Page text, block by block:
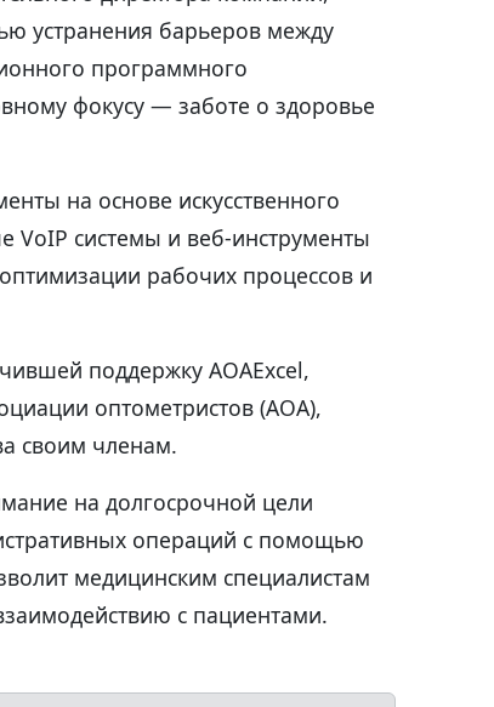
устранения барьеров между
программного
фокусу — заботе о здоровье
на основе искусственного
VoIP системы и веб-инструменты
рабочих процессов и
поддержку AOAExcel,
оптометристов (АОА),
своим членам.
на долгосрочной цели
операций с помощью
медицинским специалистам
с пациентами.